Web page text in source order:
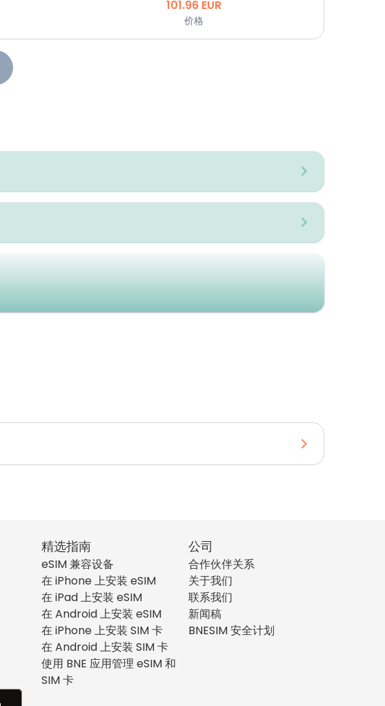
101.96 EUR
价格
精选指南
eSIM 兼容设备
在 iPhone 上安装 eSIM
在 iPad 上安装 eSIM
在 Android 上安装 eSIM
在 iPhone 上安装 SIM 卡
在 Android 上安装 SIM 卡
使用 BNE 应用管理 eSIM 和
SIM 卡
公司
合作伙伴关系
关于我们
联系我们
新闻稿
BNESIM 安全计划